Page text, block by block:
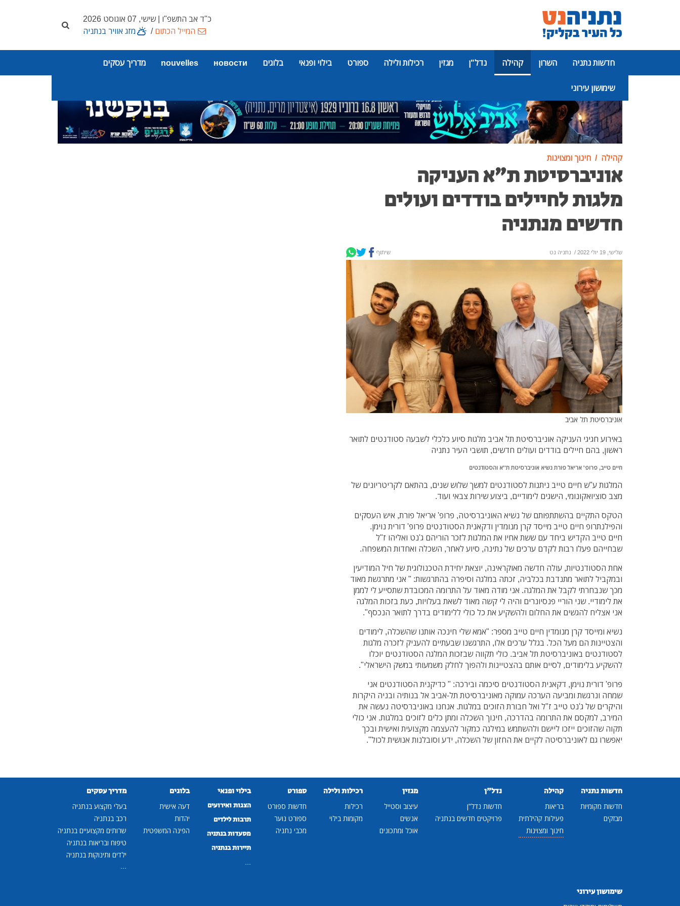
כ"ד אב התשפ"ו | שישי, 07 אוגוסט 2026
המייל הכתום/ מזג אוויר בנתניה
חדשות נתניה השרון קהילה נדל"ן מגזין רכילות ולילה ספורט בילוי ופנאי בלוגים новости
nouvelles מדריך עסקים
שימושון עירוני
פרסומת
קהילה חינוך ומצוינות
אוניברסיטת ת"א העניקה
מלגות לחיילים בודדים ועולים
חדשים מנתניה
שלישי, 19 יולי 2022 / נתניה נט שיתוף
אוניברסיטת תל אביב
באירוע חגיגי העניקה אוניברסיטת תל אביב מלגות סיוע כלכלי לשבעה סטודנטים לתואר
ראשון, בהם חיילים בודדים ועולים חדשים, תושבי העיר נתניה
חיים טייב, פרופ' אריאל פורת נשיא אוניברסיטת ת''א והסטודנטים
המלגות ע"ש חיים טייב ניתנות לסטודנטים למשך שלוש שנים, בהתאם לקריטריונים של
מצב סוציואקונומי, הישגים לימודיים, ביצוע שירות צבאי ועוד.
הטקס התקיים בהשתתפותם של נשיא האוניברסיטה, פרופ' אריאל פורת, איש העסקים
והפילנתרופ חיים טייב מייסד קרן מנומדין ודקאנית הסטודנטים פרופ' דורית נוימן.
חיים טייב הקדיש ביחד עם ששת אחיו את המלגות לזכר הוריהם ג'נט ואליהו ז"ל
שבחייהם פעלו רבות לקדם ערכים של נתינה, סיוע לאחר, השכלה ואחדות המשפחה.
אחת הסטודנטיות, עולה חדשה מאוקראינה, יוצאת יחידת הטכנולוגית של חיל המודיעין
ובמקביל לתואר מתנדבת בכלביה, זכתה במלגה וסיפרה בהתרגשות: " אני מתרגשת מאוד
מכך שנבחרתי לקבל את המלגה. אני מודה מאוד על התרומה המכובדת שתסייע לי לממן
את לימודיי. שני הוריי פנסיונרים והיה לי קשה מאוד לשאת בעלויות, כעת בזכות המלגה
אני אצליח להגשים את החלום ולהשקיע את כל כולי ללימודים בדרך לתואר הנכסף".
נשיא ומייסד קרן מנומדין חיים טייב מספר: "אמא שלי חינכה אותנו שהשכלה, לימודים
והצטיינות הם מעל הכל. בגלל ערכים אלו, התרגשנו שבעתיים להעניק לזכרה מלגות
לסטודנטים באוניברסיטת תל אביב. כולי תקווה שבזכות המלגה הסטודנטים יוכלו
להשקיע בלימודים, לסיים אותם בהצטיינות ולהפוך לחלק משמעותי במשק הישראלי".
פרופ' דורית נוימן, דקאנית הסטודנטים סיכמה ובירכה: " כדיקנית הסטודנטים אני
שמחה ונרגשת ומביעה הערכה עמוקה מאוניברסיטת תל-אביב אל בנותיה ובניה היקרות
והיקרים של ג'נט טייב ז"ל ואל חבורת הזוכים במלגות. אנחנו באוניברסיטה נעשה את
המירב, למקסם את התרומה בהדרכה, חינוך השכלה ומתן כלים לזוכים במלגות. אני כולי
תקוה שהזוכים ייזכו ליישם ולהשתמש במילגה כמקור להעצמה מקצועית ואישית ובכך
יאפשרו גם לאוניברסיטה לקיים את החזון של השכלה, ידע וסובלנות אנושית לכול".
חדשות נתניה
חדשות מקומיות
מבזקים
קהילה
בריאות
פעילות קהילתית
חינוך ומצוינות
נדל"ן
חדשות נדל"ן
פרויקטים חדשים בנתניה
מגזין
עיצוב וסטייל
אנשים
אוכל ומתכונים
רכילות ולילה
רכילות
מקומות בילוי
ספורט
חדשות ספורט
ספורט נוער
מכבי נתניה
בילוי ופנאי
הצגות ואירועים
תרבות לילדים
מסעדות בנתניה
תיירות בנתניה
...
בלוגים
דעה אישית
יהדות
הפינה המשפטית
מדריך עסקים
בעלי מקצוע בנתניה
רכב בנתניה
שרותים מקצועיים בנתניה
טיפוח ובריאות בנתניה
ילדים ותינוקות בנתניה
...
שימושון עירוני